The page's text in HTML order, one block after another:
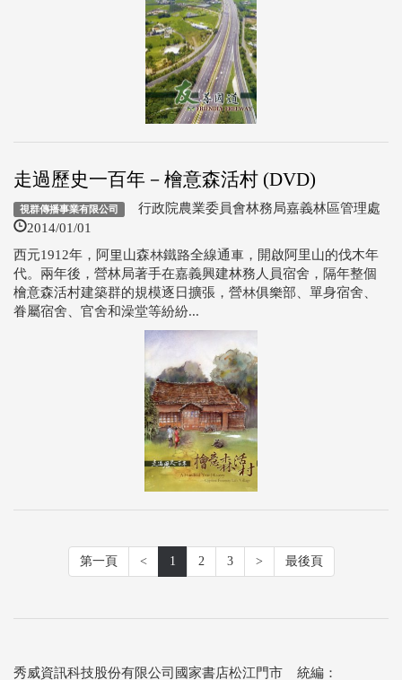
走過歷史一百年－檜意森活村 (DVD)
視群傳播事業有限公司 行政院農業委員會林務局嘉義林區管理處
2014/01/01
西元1912年，阿里山森林鐵路全線通車，開啟阿里山的伐木年
代。兩年後，營林局著手在嘉義興建林務人員宿舍，隔年整個
檜意森活村建築群的規模逐日擴張，營林俱樂部、單身宿舍、
眷屬宿舍、官舍和澡堂等紛紛...
第一頁 < 1 2 3 > 最後頁
秀威資訊科技股份有限公司國家書店松江門市 統編：